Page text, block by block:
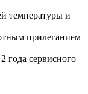
температуры и
прилеганием
года сервисного